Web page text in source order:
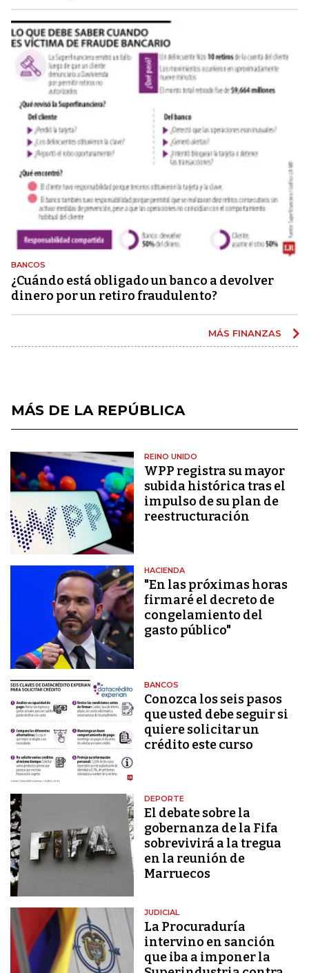
BANCOS
¿Cuándo está obligado un banco a devolver
dinero por un retiro fraudulento?
MÁS FINANZAS
MÁS DE LA REPÚBLICA
REINO UNIDO
WPP registra su mayor
subida histórica tras el
impulso de su plan de
reestructuración
HACIENDA
"En las próximas horas
firmaré el decreto de
congelamiento del
gasto público"
BANCOS
Conozca los seis pasos
que usted debe seguir si
quiere solicitar un
crédito este curso
DEPORTE
El debate sobre la
gobernanza de la Fifa
sobrevivirá a la tregua
en la reunión de
Marruecos
JUDICIAL
La Procuraduría
intervino en sanción
que iba a imponer la